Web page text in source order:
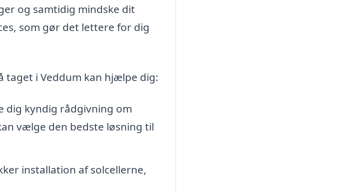
og samtidig mindske dit
som gør det lettere for dig
taget i Veddum kan hjælpe dig:
dig kyndig rådgivning om
vælge den bedste løsning til
installation af solcellerne,